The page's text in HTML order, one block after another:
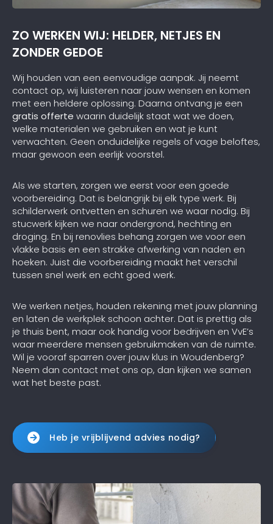
ZO WERKEN WIJ: HELDER, NETJES EN
ZONDER GEDOE
Wij houden van een eenvoudige aanpak. Jij neemt
contact op, wij luisteren naar jouw wensen en komen
met een heldere oplossing. Daarna ontvang je een
gratis offerte waarin duidelijk staat wat we doen,
welke materialen we gebruiken en wat je kunt
verwachten. Geen onduidelijke regels of vage beloftes,
maar gewoon een eerlijk voorstel.
Als we starten, zorgen we eerst voor een goede
voorbereiding. Dat is belangrijk bij elk type werk. Bij
schilderwerk ontvetten en schuren we waar nodig. Bij
stucwerk kijken we naar ondergrond, hechting en
droging. En bij renovlies behang zorgen we voor een
vlakke basis en een strakke afwerking van naden en
hoeken. Juist die voorbereiding maakt het verschil
tussen snel werk en echt goed werk.
We werken netjes, houden rekening met jouw planning
en laten de werkplek schoon achter. Dat is prettig als
je thuis bent, maar ook handig voor bedrijven en VvE’s
waar meerdere mensen gebruikmaken van de ruimte.
Wil je vooraf sparren over jouw klus in Woudenberg?
Neem dan contact met ons op, dan kijken we samen
wat het beste past.
Heb je vrijblijvend advies nodig?